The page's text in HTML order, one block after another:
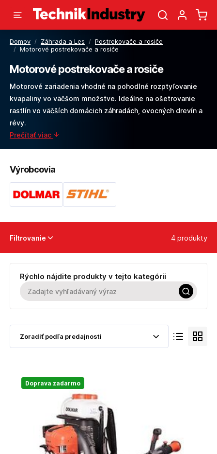
Domov / Záhrada a Les / Postrekovače a rosiče
/ Motorové postrekovače a rosiče
Motorové postrekovače a rosiče
Motorové zariadenia vhodné na pohodlné rozptyľovanie
kvapaliny vo väčšom množstve. Ideálne na ošetrovanie
rastlín vo väčších domácich záhradách, ovocných drevín a
révy.
Prečítať viac
Výrobcovia
Filtrovanie 4 produkty
Rýchlo nájdite produkty v tejto kategórii
Doprava zadarmo